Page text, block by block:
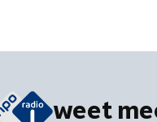
weet